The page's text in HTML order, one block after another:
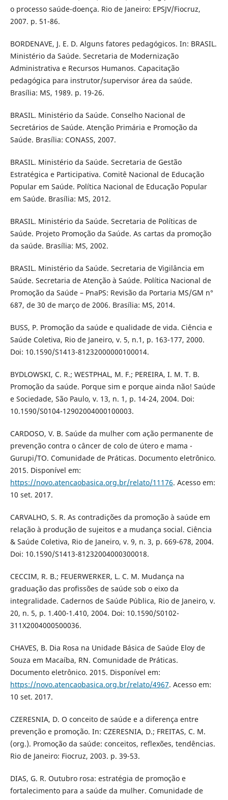
o processo saúde-doença. Rio de Janeiro: EPSJV/Fiocruz,
2007. p. 51-86.
BORDENAVE, J. E. D. Alguns fatores pedagógicos. In: BRASIL.
Ministério da Saúde. Secretaria de Modernização
Administrativa e Recursos Humanos. Capacitação
pedagógica para instrutor/supervisor área da saúde.
Brasília: MS, 1989. p. 19-26.
BRASIL. Ministério da Saúde. Conselho Nacional de
Secretários de Saúde. Atenção Primária e Promoção da
Saúde. Brasília: CONASS, 2007.
BRASIL. Ministério da Saúde. Secretaria de Gestão
Estratégica e Participativa. Comitê Nacional de Educação
Popular em Saúde. Política Nacional de Educação Popular
em Saúde. Brasília: MS, 2012.
BRASIL. Ministério da Saúde. Secretaria de Políticas de
Saúde. Projeto Promoção da Saúde. As cartas da promoção
da saúde. Brasília: MS, 2002.
BRASIL. Ministério da Saúde. Secretaria de Vigilância em
Saúde. Secretaria de Atenção à Saúde. Política Nacional de
Promoção da Saúde – PnaPS: Revisão da Portaria MS/GM n°
687, de 30 de março de 2006. Brasília: MS, 2014.
BUSS, P. Promoção da saúde e qualidade de vida. Ciência e
Saúde Coletiva, Rio de Janeiro, v. 5, n.1, p. 163-177, 2000.
Doi: 10.1590/S1413-81232000000100014.
BYDLOWSKI, C. R.; WESTPHAL, M. F.; PEREIRA, I. M. T. B.
Promoção da saúde. Porque sim e porque ainda não! Saúde
e Sociedade, São Paulo, v. 13, n. 1, p. 14-24, 2004. Doi:
10.1590/S0104-12902004000100003.
CARDOSO, V. B. Saúde da mulher com ação permanente de
prevenção contra o câncer de colo de útero e mama -
Gurupi/TO. Comunidade de Práticas. Documento eletrônico.
2015. Disponível em:
https://novo.atencaobasica.org.br/relato/11176. Acesso em:
10 set. 2017.
CARVALHO, S. R. As contradições da promoção à saúde em
relação à produção de sujeitos e a mudança social. Ciência
& Saúde Coletiva, Rio de Janeiro, v. 9, n. 3, p. 669-678, 2004.
Doi: 10.1590/S1413-81232004000300018.
CECCIM, R. B.; FEUERWERKER, L. C. M. Mudança na
graduação das profissões de saúde sob o eixo da
integralidade. Cadernos de Saúde Pública, Rio de Janeiro, v.
20, n. 5, p. 1.400-1.410, 2004. Doi: 10.1590/S0102-
311X2004000500036.
CHAVES, B. Dia Rosa na Unidade Básica de Saúde Eloy de
Souza em Macaíba, RN. Comunidade de Práticas.
Documento eletrônico. 2015. Disponível em:
https://novo.atencaobasica.org.br/relato/4967. Acesso em:
10 set. 2017.
CZERESNIA, D. O conceito de saúde e a diferença entre
prevenção e promoção. In: CZERESNIA, D.; FREITAS, C. M.
(org.). Promoção da saúde: conceitos, reflexões, tendências.
Rio de Janeiro: Fiocruz, 2003. p. 39-53.
DIAS, G. R. Outubro rosa: estratégia de promoção e
fortalecimento para a saúde da mulher. Comunidade de